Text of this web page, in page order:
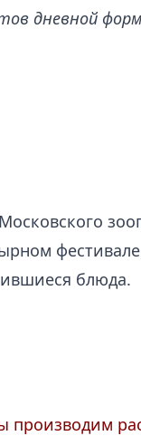
дневной
фестивале
блюда.
производим